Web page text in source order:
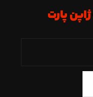
ژاپن پارت